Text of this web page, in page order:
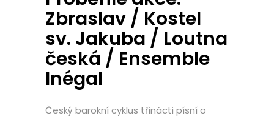
Zbraslav / Kostel
sv. Jakuba / Loutna
česká / Ensemble
Inégal
Český barokní cyklus třinácti písní o